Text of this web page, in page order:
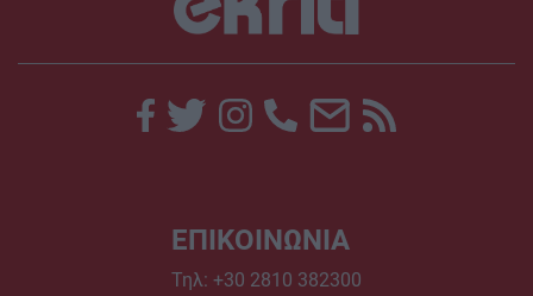
ΕΠΙΚΟΙΝΩΝΙΑ
Τηλ: +30 2810 382300